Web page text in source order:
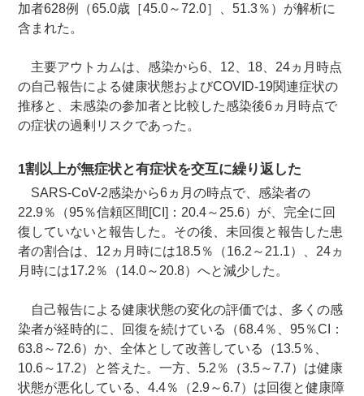
加者628例（65.0歳［45.0～72.0］、51.3％）が解析に
含まれた。
主要アウトカムは、感染から6、12、18、24ヵ月時点
の自己報告による健康状態およびCOVID-19関連症状の
推移と、未感染の参加者と比較した感染後6ヵ月時点で
の症状の過剰リスクであった。
1割以上が無症状と有症状を交互に繰り返した
SARS-CoV-2感染から6ヵ月の時点で、感染者の
22.9％（95％信頼区間[CI]：20.4～25.6）が、完全に回
復していないと報告した。その後、未回復と報告した患
者の割合は、12ヵ月時には18.5％（16.2～21.1）、24ヵ
月時には17.2％（14.0～20.8）へと減少した。
自己報告による健康状態の変化の評価では、多くの感
染者が経時的に、回復を続けている（68.4％、95％CI：
63.8～72.6）か、全体として改善している（13.5％、
10.6～17.2）と答えた。一方、5.2％（3.5～7.7）は健康
状態が悪化している、4.4％（2.9～6.7）は回復と健康障